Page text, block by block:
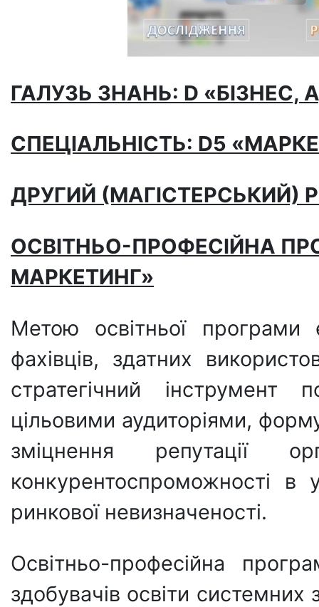
ГАЛУЗЬ ЗНАНЬ: D «БІЗНЕС,
СПЕЦІАЛЬНІСТЬ: D5
ДРУГИЙ (МАГІСТЕРСЬКИЙ)
ОСВІТНЬО-ПРОФЕСІЙНА
МАРКЕТИНГ»
Метою освітньої програми
фахівців, здатних
стратегічний інструмент
цільовими аудиторіями,
зміцнення репутації
конкурентоспроможності в
ринкової невизначеності.
Освітньо-професійна
здобувачів освіти